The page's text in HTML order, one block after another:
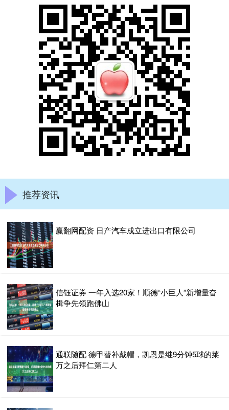
推荐资讯
赢翻网配资 日产汽车成立进出口有限公司
信钰证券 一年入选20家！顺德“小巨人”新增量奋
楫争先领跑佛山
通联随配 德甲替补戴帽，凯恩是继9分钟5球的莱
万之后拜仁第二人